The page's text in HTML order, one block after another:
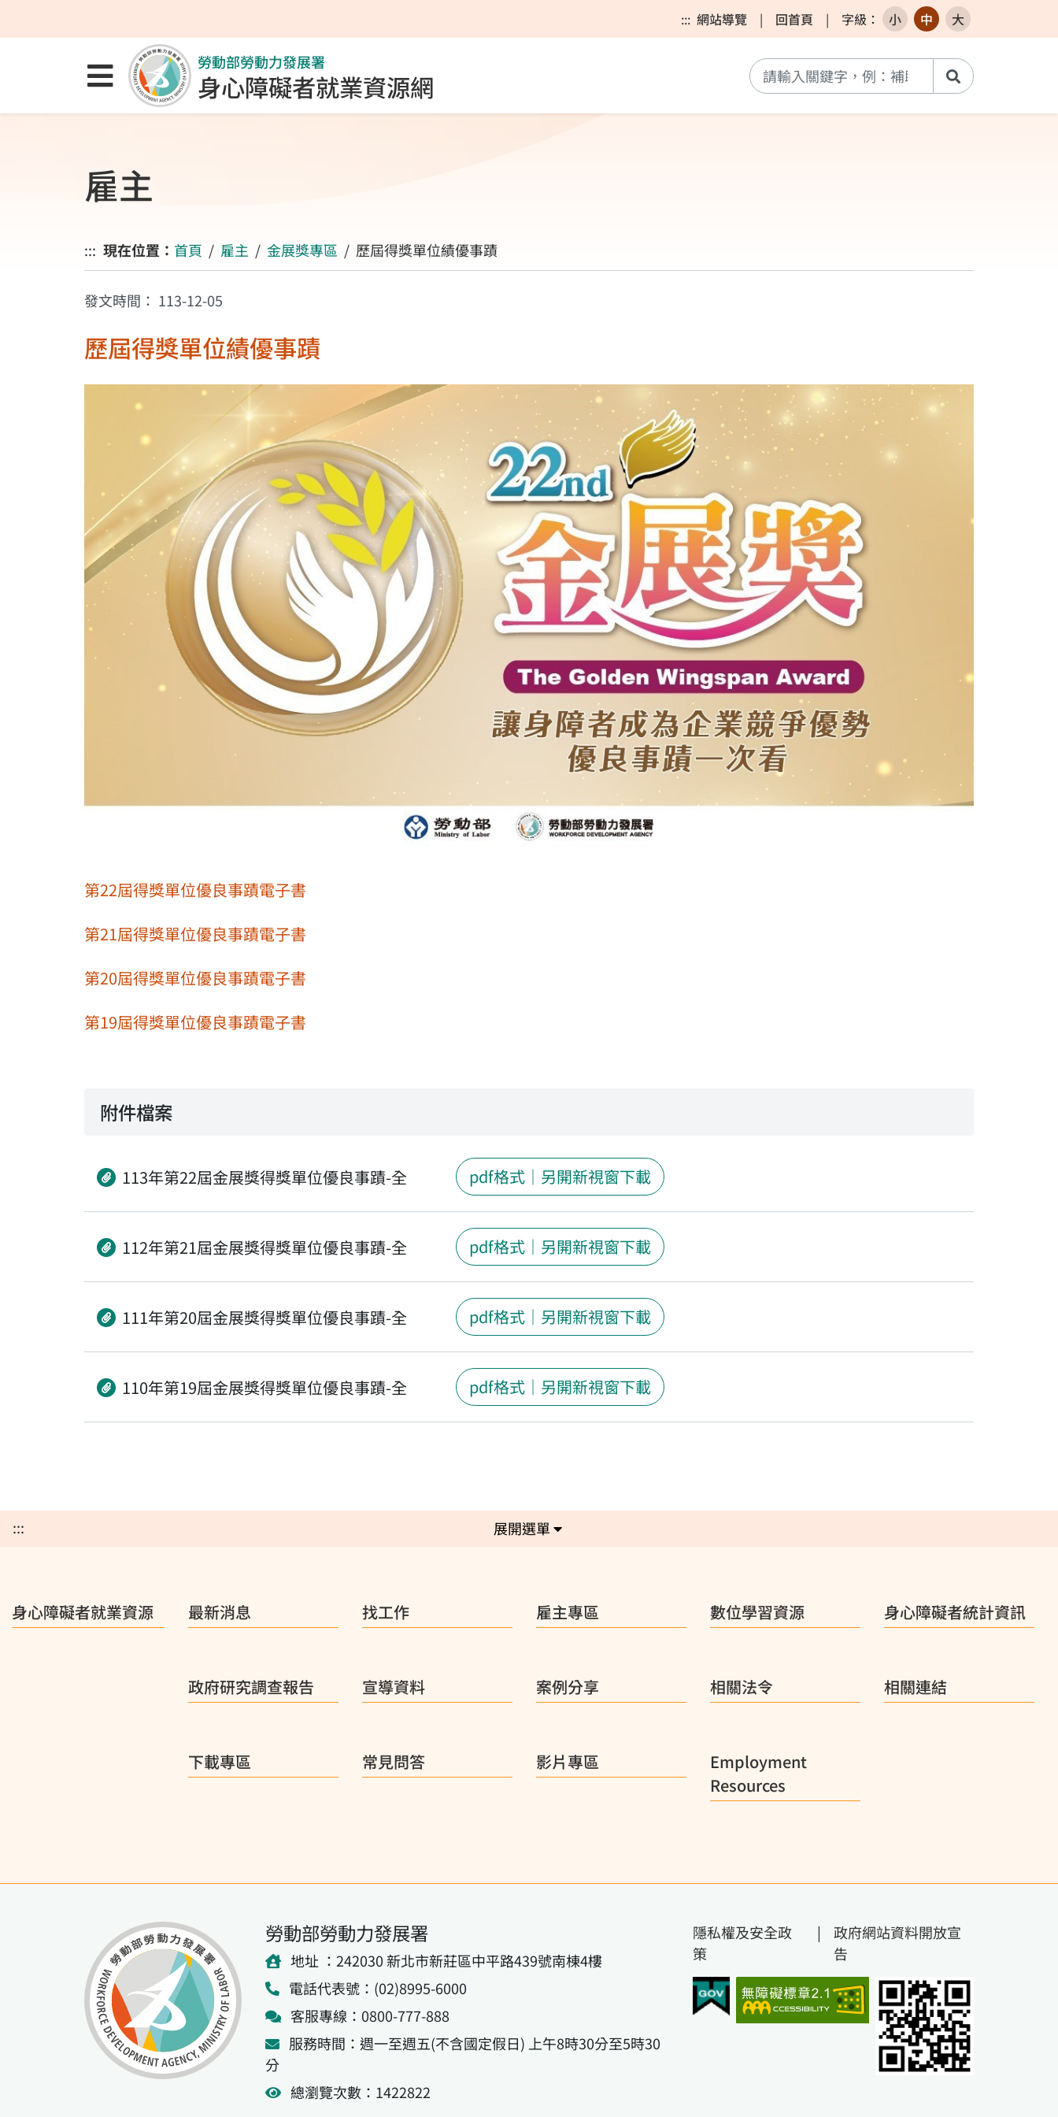
::: 網站導覽 | 回首頁 | 字級 ： 小 中 大
點選開啟選單
勞動部勞動力發展署
身心障礙者就業資源網 搜尋
雇主
::: 現在位置： 首頁 雇主 金展獎專區 歷屆得獎單位績優事蹟
發文時間： 113-12-05
歷屆得獎單位績優事蹟
第22屆得獎單位優良事蹟電子書
第21屆得獎單位優良事蹟電子書
第20屆得獎單位優良事蹟電子書
第19屆得獎單位優良事蹟電子書
附件檔案
113年第22屆金展獎得獎單位優良事蹟-全 pdf格式｜另開新視窗下載
112年第21屆金展獎得獎單位優良事蹟-全 pdf格式｜另開新視窗下載
111年第20屆金展獎得獎單位優良事蹟-全 pdf格式｜另開新視窗下載
110年第19屆金展獎得獎單位優良事蹟-全 pdf格式｜另開新視窗下載
::: 選單
身心障礙者就業資源 最新消息 找工作 雇主專區 數位學習資源 身心障礙者統計資訊
政府研究調查報告 宣導資料 案例分享 相關法令 相關連結
下載專區 常見問答 影片專區
Employment
Resources
勞動部勞動力發展署
地址 ：242030 新北市新莊區中平路439號南棟4樓
電話代表號：(02)8995-6000
客服專線：0800-777-888
服務時間：週一至週五(不含國定假日) 上午8時30分至5時30
分
總瀏覽次數：1422822
隱私權及安全政
策
|
政府網站資料開放宣
告